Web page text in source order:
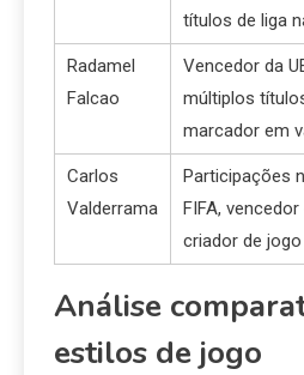
títulos de liga
Radamel
Falcao
Vencedor da
múltiplos
marcador em
Carlos
Valderrama
Participações
FIFA,
criador de
Análise
estilos de jogo